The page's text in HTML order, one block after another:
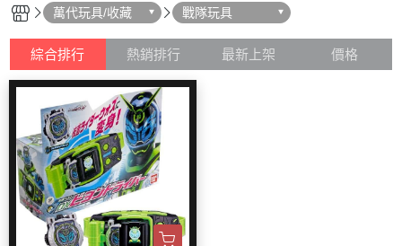
萬代玩具/收藏 戰隊玩具
綜合排行 熱銷排行 最新上架 價格